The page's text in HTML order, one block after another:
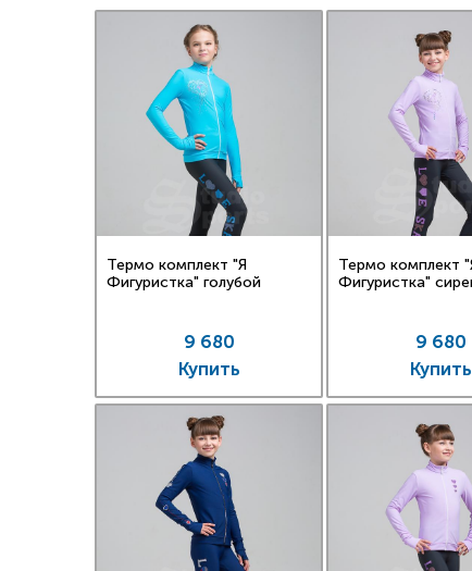
Термо комплект "Я
Фигуристка" голубой
9 680
Купить
Термо комплект
Фигуристка"
9 680
Купить